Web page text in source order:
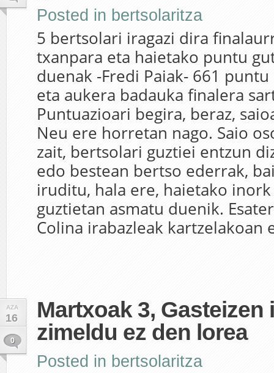
Posted in bertsolaritza
5 bertsolari iragazi dira
txanpara eta haietako puntu
duenak -Fredi Paiak- 661
eta aukera badauka finalera
Puntuazioari begira, beraz,
Neu ere horretan nago. Saio
zait, bertsolari guztiei entzun
edo bestean bertso ederrak,
iruditu, hala ere, haietako
guztietan asmatu duenik.
Colina irabazleak kartzelakoan
AZA
16
0
Martxoak 3, Gasteizen
zimeldu ez den lorea
Posted in bertsolaritza